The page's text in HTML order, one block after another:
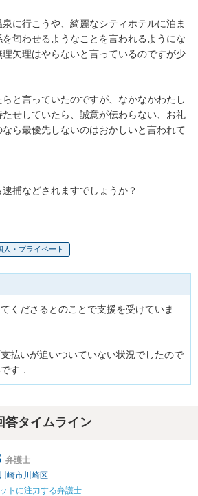
に行こうや、綺麗なシティホテルに泊ま
匂わせるようなことを言われるようにな
矢理はやらないと言っているのですが少
と言っていたのですが、なかなかわたし
せしていたら、誠意が伝わらない、お礼
ら最優先しないのはおかしいと言われて
捕などされますでしょうか？
人・プライベート
くださるとのことで支援を受けていま
払いが追いついていない状況でしたので
す．
答タイムライン
弁護士
川崎市川崎区
トに注力する弁護士